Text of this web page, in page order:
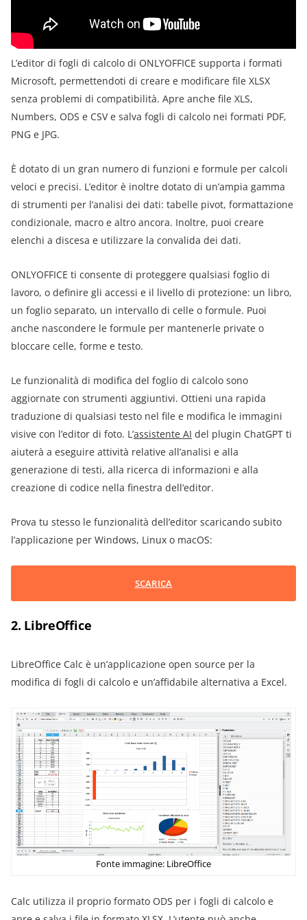
L’editor di fogli di calcolo di ONLYOFFICE supporta i formati
Microsoft, permettendoti di creare e modificare file XLSX
senza problemi di compatibilità. Apre anche file XLS,
Numbers, ODS e CSV e salva fogli di calcolo nei formati PDF,
PNG e JPG.
È dotato di un gran numero di funzioni e formule per calcoli
veloci e precisi. L’editor è inoltre dotato di un’ampia gamma
di strumenti per l’analisi dei dati: tabelle pivot, formattazione
condizionale, macro e altro ancora. Inoltre, puoi creare
elenchi a discesa e utilizzare la convalida dei dati.
ONLYOFFICE ti consente di proteggere qualsiasi foglio di
lavoro, o definire gli accessi e il livello di protezione: un libro,
un foglio separato, un intervallo di celle o formule. Puoi
anche nascondere le formule per mantenerle private o
bloccare celle, forme e testo.
Le funzionalità di modifica del foglio di calcolo sono
aggiornate con strumenti aggiuntivi. Ottieni una rapida
traduzione di qualsiasi testo nel file e modifica le immagini
visive con l’editor di foto. L’assistente AI del plugin ChatGPT ti
aiuterà a eseguire attività relative all’analisi e alla
generazione di testi, alla ricerca di informazioni e alla
creazione di codice nella finestra dell’editor.
Prova tu stesso le funzionalità dell’editor scaricando subito
l’applicazione per Windows, Linux o macOS:
SCARICA
2. LibreOffice
LibreOffice Calc è un’applicazione open source per la
modifica di fogli di calcolo e un’affidabile alternativa a Excel.
Fonte immagine: LibreOffice
Calc utilizza il proprio formato ODS per i fogli di calcolo e